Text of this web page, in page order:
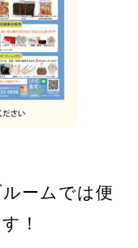
ームでは便
！